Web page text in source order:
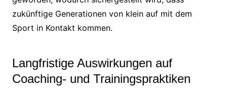
zukünftige Generationen von klein auf mit dem
Sport in Kontakt kommen.
Langfristige Auswirkungen auf
Coaching- und Trainingspraktiken